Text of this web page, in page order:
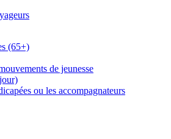
(65+)
de jeunesse
ou les accompagnateurs